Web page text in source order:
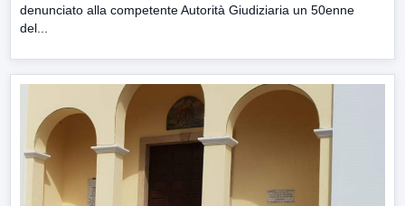
denunciato alla competente Autorità Giudiziaria un 50enne
del...